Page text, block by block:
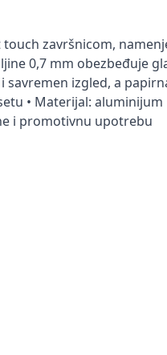
završnicom,
0,7 mm obezbeđuje
izgled, a
Materijal: aluminijum
i promotivnu upotrebu